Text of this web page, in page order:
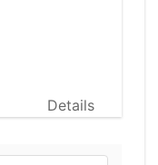
Details